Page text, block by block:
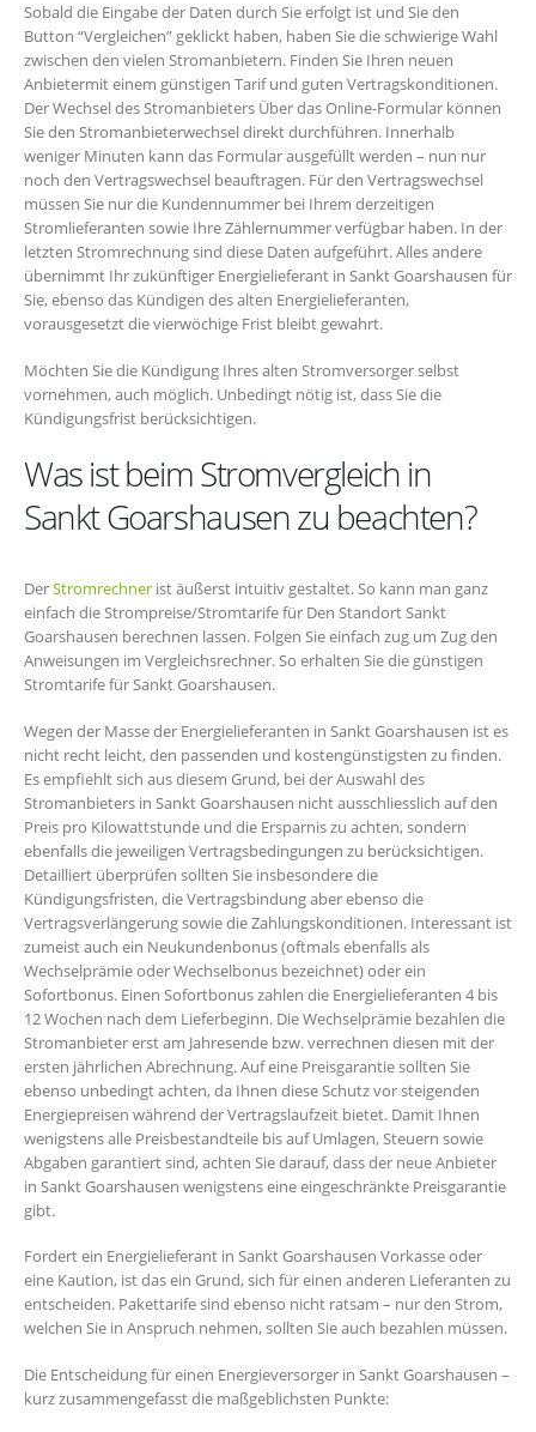
Sobald die Eingabe der Daten durch Sie erfolgt ist und Sie den
Button “Vergleichen” geklickt haben, haben Sie die schwierige Wahl
zwischen den vielen Stromanbietern. Finden Sie Ihren neuen
Anbietermit einem günstigen Tarif und guten Vertragskonditionen.
Der Wechsel des Stromanbieters Über das Online-Formular können
Sie den Stromanbieterwechsel direkt durchführen. Innerhalb
weniger Minuten kann das Formular ausgefüllt werden – nun nur
noch den Vertragswechsel beauftragen. Für den Vertragswechsel
müssen Sie nur die Kundennummer bei Ihrem derzeitigen
Stromlieferanten sowie Ihre Zählernummer verfügbar haben. In der
letzten Stromrechnung sind diese Daten aufgeführt. Alles andere
übernimmt Ihr zukünftiger Energielieferant in Sankt Goarshausen für
Sie, ebenso das Kündigen des alten Energielieferanten,
vorausgesetzt die vierwöchige Frist bleibt gewahrt.
Möchten Sie die Kündigung Ihres alten Stromversorger selbst
vornehmen, auch möglich. Unbedingt nötig ist, dass Sie die
Kündigungsfrist berücksichtigen.
Was ist beim Stromvergleich in
Sankt Goarshausen zu beachten?
DerStromrechner ist äußerst intuitiv gestaltet. So kann man ganz
einfach die Strompreise/Stromtarife für Den Standort Sankt
Goarshausen berechnen lassen. Folgen Sie einfach zug um Zug den
Anweisungen im Vergleichsrechner. So erhalten Sie die günstigen
Stromtarife für Sankt Goarshausen.
Wegen der Masse der Energielieferanten in Sankt Goarshausen ist es
nicht recht leicht, den passenden und kostengünstigsten zu finden.
Es empfiehlt sich aus diesem Grund, bei der Auswahl des
Stromanbieters in Sankt Goarshausen nicht ausschliesslich auf den
Preis pro Kilowattstunde und die Ersparnis zu achten, sondern
ebenfalls die jeweiligen Vertragsbedingungen zu berücksichtigen.
Detailliert überprüfen sollten Sie insbesondere die
Kündigungsfristen, die Vertragsbindung aber ebenso die
Vertragsverlängerung sowie die Zahlungskonditionen. Interessant ist
zumeist auch ein Neukundenbonus (oftmals ebenfalls als
Wechselprämie oder Wechselbonus bezeichnet) oder ein
Sofortbonus. Einen Sofortbonus zahlen die Energielieferanten 4 bis
12 Wochen nach dem Lieferbeginn. Die Wechselprämie bezahlen die
Stromanbieter erst am Jahresende bzw. verrechnen diesen mit der
ersten jährlichen Abrechnung. Auf eine Preisgarantie sollten Sie
ebenso unbedingt achten, da Ihnen diese Schutz vor steigenden
Energiepreisen während der Vertragslaufzeit bietet. Damit Ihnen
wenigstens alle Preisbestandteile bis auf Umlagen, Steuern sowie
Abgaben garantiert sind, achten Sie darauf, dass der neue Anbieter
in Sankt Goarshausen wenigstens eine eingeschränkte Preisgarantie
gibt.
Fordert ein Energielieferant in Sankt Goarshausen Vorkasse oder
eine Kaution, ist das ein Grund, sich für einen anderen Lieferanten zu
entscheiden. Pakettarife sind ebenso nicht ratsam – nur den Strom,
welchen Sie in Anspruch nehmen, sollten Sie auch bezahlen müssen.
Die Entscheidung für einen Energieversorger in Sankt Goarshausen –
kurz zusammengefasst die maßgeblichsten Punkte: